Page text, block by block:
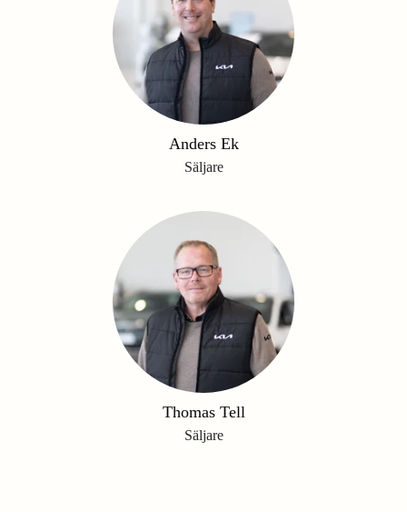
Anders Ek
Säljare
Thomas Tell
Säljare